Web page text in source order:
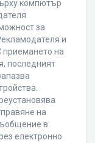
компютър
за
и
приемането на
последният
на
в
електронно